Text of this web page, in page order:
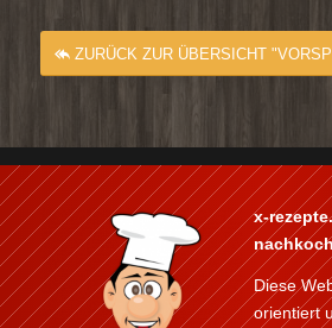
ZURÜCK ZUR ÜBERSICHT
x-
Diese
orientiert